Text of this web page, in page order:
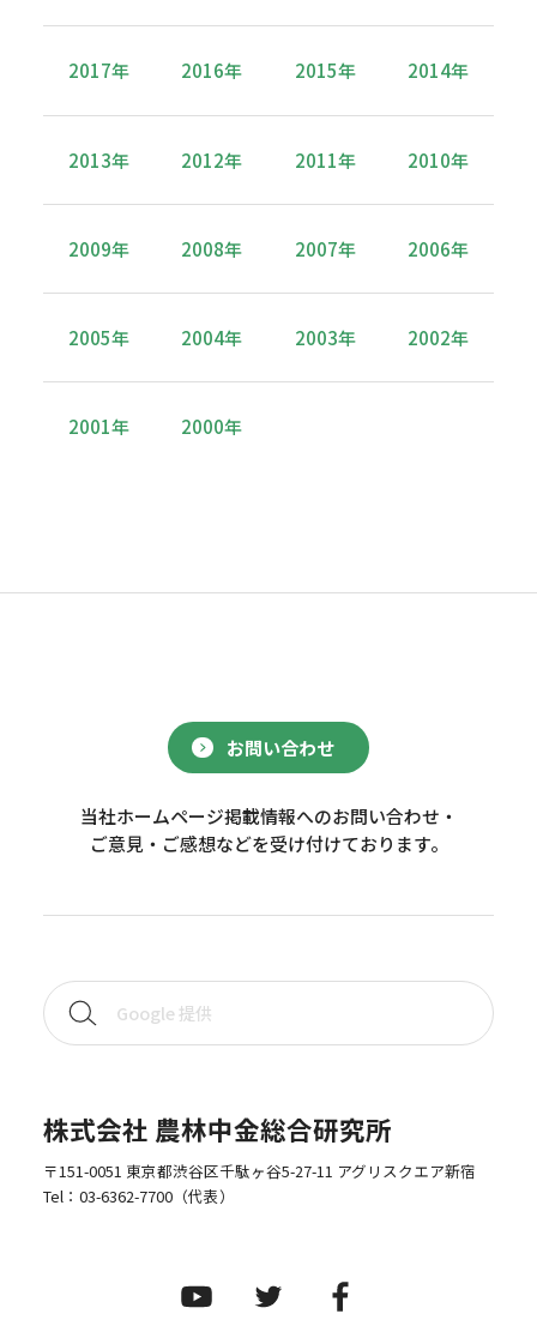
2017年 2016年 2015年 2014年
2013年 2012年 2011年 2010年
2009年 2008年 2007年 2006年
2005年 2004年 2003年 2002年
2001年 2000年
お問い合わせ
当社ホームページ掲載情報へのお問い合わせ・
ご意見・ご感想などを受け付けております。
株式会社 農林中金総合研究所
〒151-0051 東京都渋谷区千駄ヶ谷5-27-11 アグリスクエア新宿
Tel： 03-6362-7700（代表）